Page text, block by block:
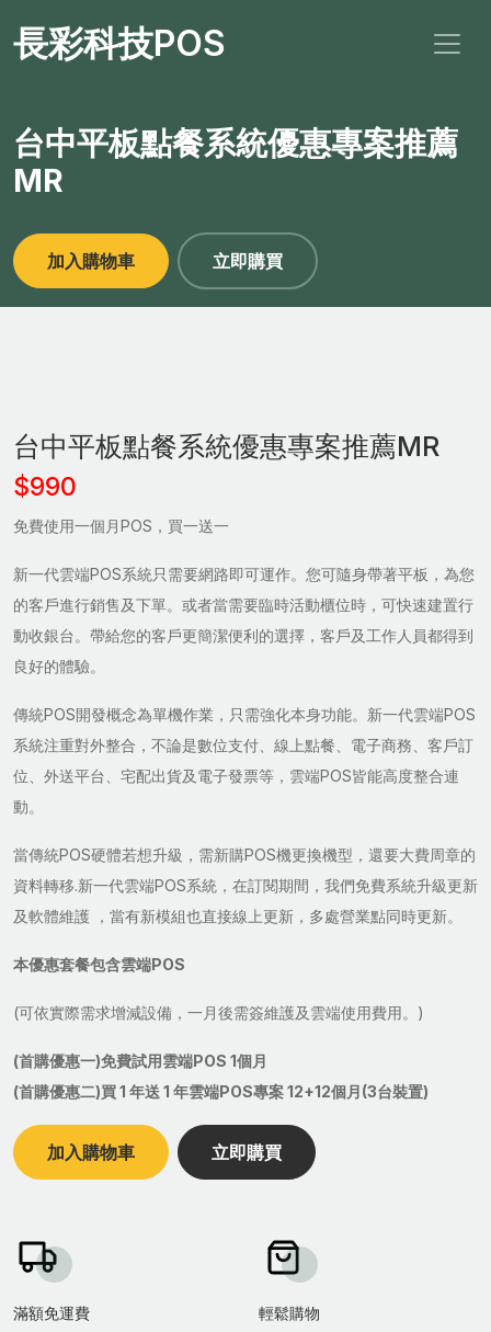
長彩科技POS
台中平板點餐系統優惠專案推薦
MR
加入購物車 立即購買
台中平板點餐系統優惠專案推薦MR
$990
免費使用一個月POS，買一送一
新一代雲端POS系統只需要網路即可運作。您可隨身帶著平板，為您
的客戶進行銷售及下單。或者當需要臨時活動櫃位時，可快速建置行
動收銀台。帶給您的客戶更簡潔便利的選擇，客戶及工作人員都得到
良好的體驗。
傳統POS開發概念為單機作業，只需強化本身功能。新一代雲端POS
系統注重對外整合，不論是數位支付、線上點餐、電子商務、客戶訂
位、外送平台、宅配出貨及電子發票等，雲端POS皆能高度整合連
動。
當傳統POS硬體若想升級，需新購POS機更換機型，還要大費周章的
資料轉移.新一代雲端POS系統，在訂閱期間，我們免費系統升級更新
及軟體維護 ，當有新模組也直接線上更新，多處營業點同時更新。
本優惠套餐包含雲端POS
(可依實際需求增減設備，一月後需簽維護及雲端使用費用。)
(首購優惠一)免費試用雲端POS 1個月
(首購優惠二)買 1 年送 1 年雲端POS專案 12+12個月(3台裝置)
加入購物車 立即購買
滿額免運費
輕鬆購物